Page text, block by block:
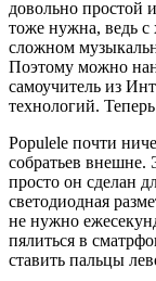
довольно простой
тоже нужна, ведь с
сложном
Поэтому можно
самоучитель из
технологий.
Populele почти
собратьев внешне.
просто он сделан
светодиодная
не нужно
пялиться в
ставить пальцы